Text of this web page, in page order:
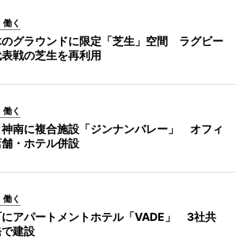
く
グラウンドに限定「芝生」空間 ラグビー
戦の芝生を再利用
く
南に複合施設「ジンナンバレー」 オフィ
・ホテル併設
く
にアパートメントホテル「VADE」 3社共
建設